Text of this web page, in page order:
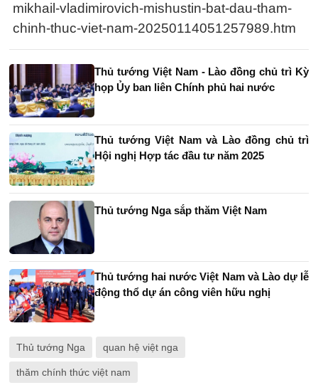
mikhail-vladimirovich-mishustin-bat-dau-tham-
chinh-thuc-viet-nam-20250114051257989.htm
Thủ tướng Việt Nam - Lào đồng chủ trì Kỳ
họp Ủy ban liên Chính phủ hai nước
Thủ tướng Việt Nam và Lào đồng chủ trì
Hội nghị Hợp tác đầu tư năm 2025
Thủ tướng Nga sắp thăm Việt Nam
Thủ tướng hai nước Việt Nam và Lào dự lễ
động thổ dự án công viên hữu nghị
Thủ tướng Nga quan hệ việt nga
thăm chính thức việt nam